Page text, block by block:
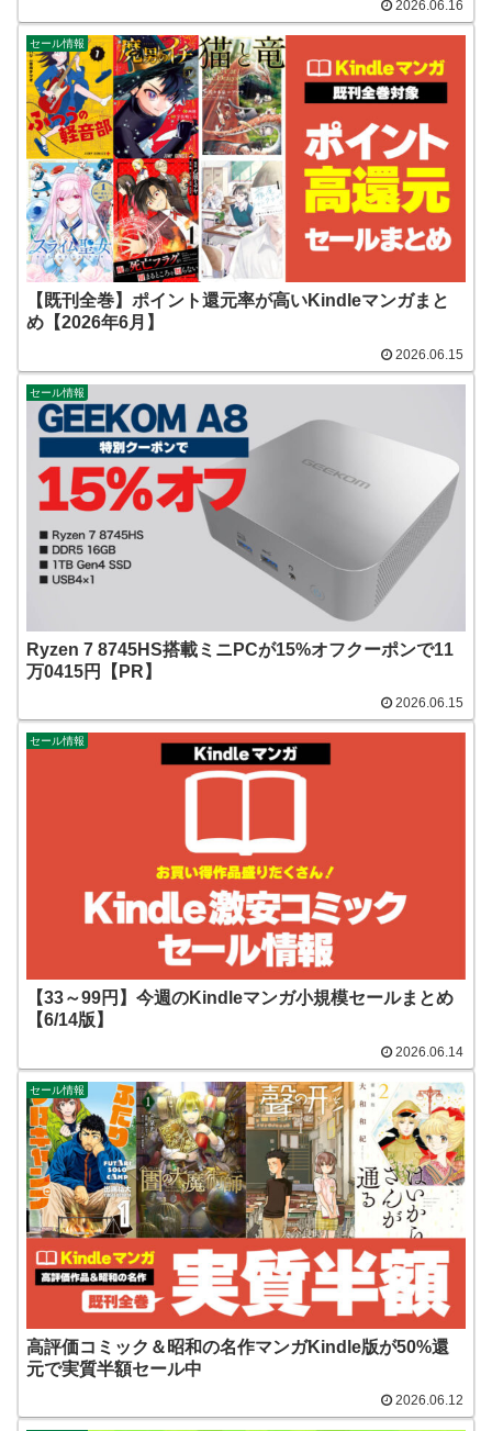
2026.06.16
セール情報
【既刊全巻】ポイント還元率が高いKindleマンガまと
め【2026年6月】
2026.06.15
セール情報
Ryzen 7 8745HS搭載ミニPCが15%オフクーポンで11
万0415円【PR】
2026.06.15
セール情報
【33～99円】今週のKindleマンガ小規模セールまとめ
【6/14版】
2026.06.14
セール情報
高評価コミック＆昭和の名作マンガKindle版が50%還
元で実質半額セール中
2026.06.12